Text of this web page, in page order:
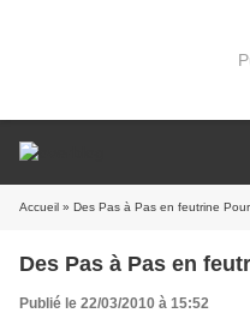
Accueil » Des Pas à Pas en feutrine
Des Pas à Pas en
Publié le 22/03/2010 à 15:52